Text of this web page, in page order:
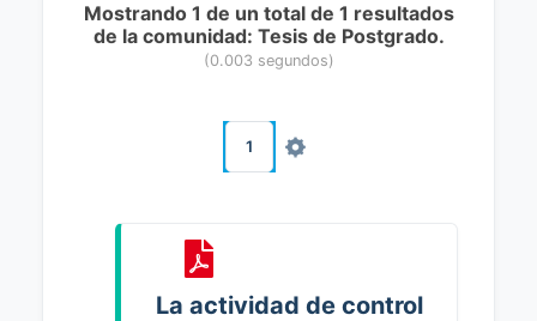
Mostrando 1 de un total de 1 resultados
de la comunidad: Tesis de Postgrado.
(0.003 segundos)
1
La actividad de control